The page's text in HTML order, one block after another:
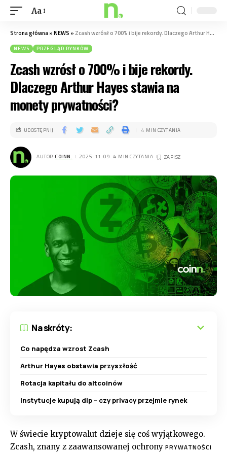
Aa
Strona główna»NEWS »Zcash wzrósł o 700% i bije rekordy. Dlaczego Arthur Hayes stawia na monety prywatności?
NEWS PRZEGLĄD RYNKÓW
Zcash wzrósł o 700% i bije rekordy.
Dlaczego Arthur Hayes stawia na
monety prywatności?
AUTOR COINN. . 2025-11-09 4 MIN CZYTANIA
UDOSTĘPNIJ 4 MIN CZYTANIA
Na skróty:
Co napędza wzrost Zcash
Arthur Hayes obstawia przyszłość
Rotacja kapitału do altcoinów
Instytucje kupują dip – czy privacy przejmie rynek
W świecie kryptowalut dzieje się coś wyjątkowego.
Zcash, znany z zaawansowanej ochrony PRYWATNOŚCI